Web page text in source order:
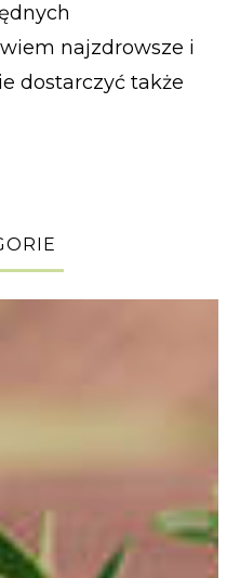
najzdrowsze i
dostarczyć także